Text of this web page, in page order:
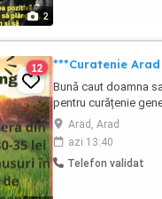
2
12 ***Curatenie Arad
Bună caut doamna
pentru curățenie
,mai multe detalii pe
(3 zile pe
Ron la ora - Bonus
Arad, Arad
azi 13:40
Telefon validat